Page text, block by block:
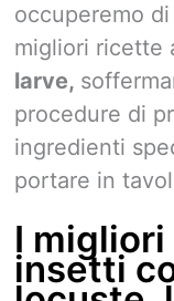
occuperemo
migliori ricette
larve,
procedure di
ingredienti
portare in
I
insetti